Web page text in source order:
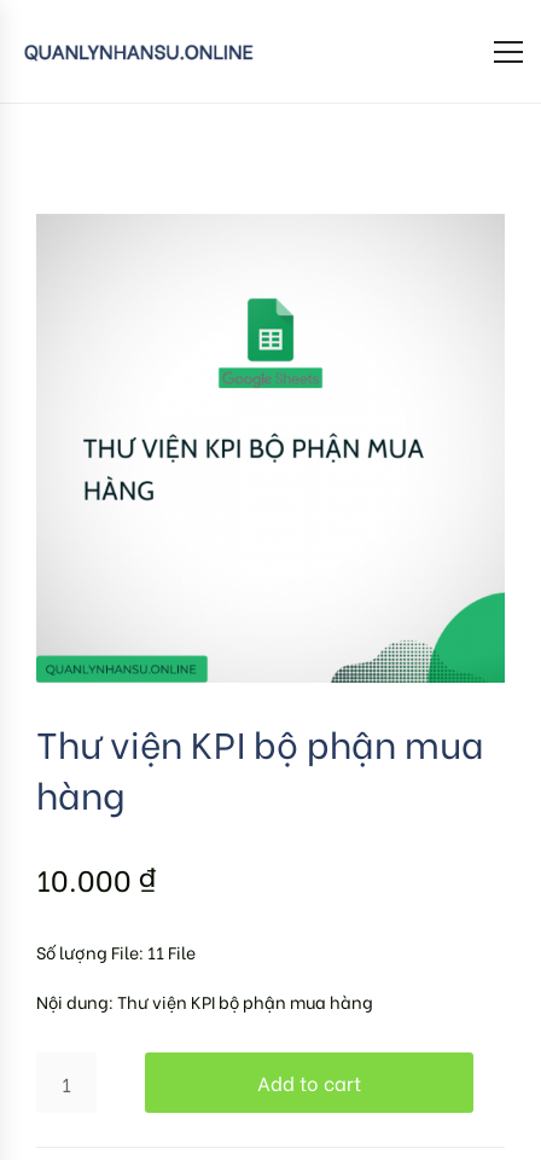
Thư viện KPI bộ phận mua
hàng
10.000 ₫
Số lượng File: 11 File
Nội dung: Thư viện KPI bộ phận mua hàng
Add to cart